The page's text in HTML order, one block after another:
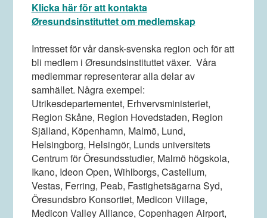
Klicka här för att kontakta
Øresundsinstituttet om medlemskap
Intresset för vår dansk-svenska region och för att
bli medlem i Øresundsinstituttet växer. Våra
medlemmar representerar alla delar av
samhället. Några exempel:
Utrikesdepartementet, Erhvervsministeriet,
Region Skåne, Region Hovedstaden, Region
Själland, Köpenhamn, Malmö, Lund,
Helsingborg, Helsingör, Lunds universitets
Centrum för Öresundsstudier, Malmö högskola,
Ikano, Ideon Open, Wihlborgs, Castellum,
Vestas, Ferring, Peab, Fastighetsägarna Syd,
Öresundsbro Konsortiet, Medicon Village,
Medicon Valley Alliance, Copenhagen Airport,